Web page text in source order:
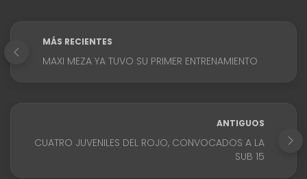
MÁS RECIENTES
MAXI MEZA YA TUVO SU PRIMER ENTRENAMIENTO
ANTIGUOS
CUATRO JUVENILES DEL ROJO, CONVOCADOS A LA
SUB 15